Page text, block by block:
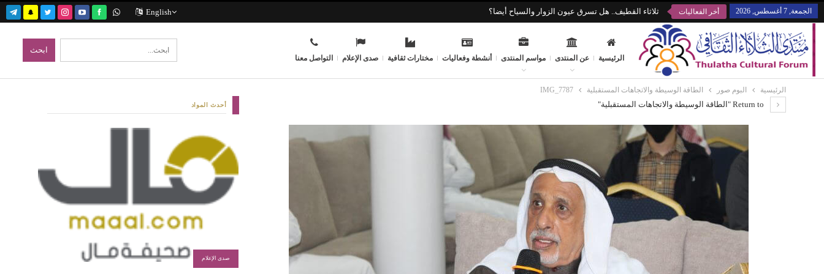
English الجمعة, 7 أغسطس, 2026 أخر الفعاليات ثلاثاء القطيف.. هل تسرق عيون الزوار والسياح أيضا؟
الرئيسية عن المنتدى مواسم المنتدى أنشطة وفعاليات مختارات ثقافية صدى الإعلام التواصل معنا
الرئيسية البوم صور الطاقة الوسيطة والاتجاهات المستقبلية IMG_7787
أحدث المواد
صدى الإعلام